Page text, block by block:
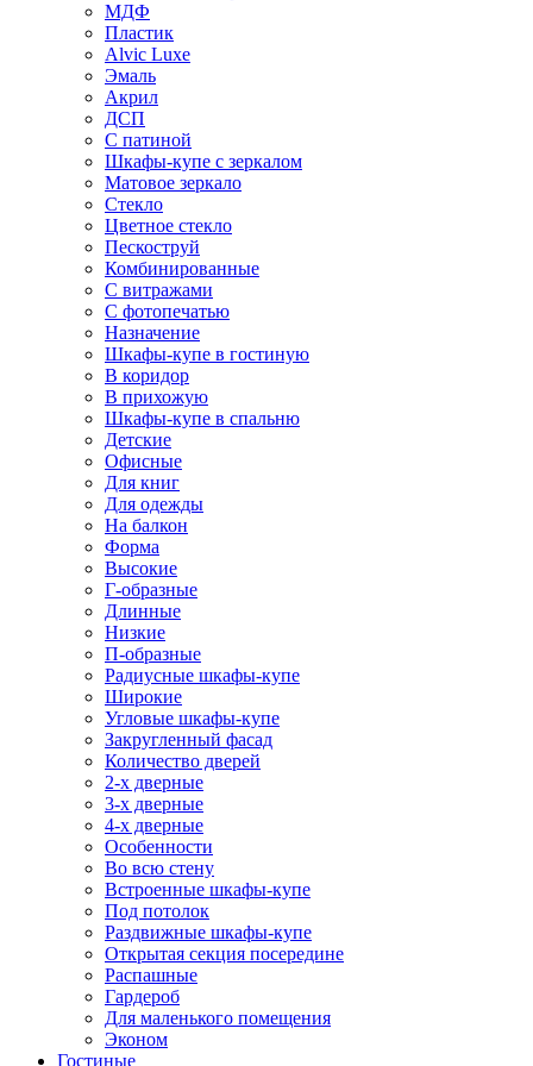
МДФ
Пластик
Alvic Luxe
Эмаль
Акрил
ДСП
С патиной
Шкафы-купе с зеркалом
Матовое зеркало
Стекло
Цветное стекло
Пескоструй
Комбинированные
С витражами
С фотопечатью
Назначение
Шкафы-купе в гостиную
В коридор
В прихожую
Шкафы-купе в спальню
Детские
Офисные
Для книг
Для одежды
На балкон
Форма
Высокие
Г-образные
Длинные
Низкие
П-образные
Радиусные шкафы-купе
Широкие
Угловые шкафы-купе
Закругленный фасад
Количество дверей
2-х дверные
3-х дверные
4-х дверные
Особенности
Во всю стену
Встроенные шкафы-купе
Под потолок
Раздвижные шкафы-купе
Открытая секция посередине
Распашные
Гардероб
Для маленького помещения
Эконом
Гостиные